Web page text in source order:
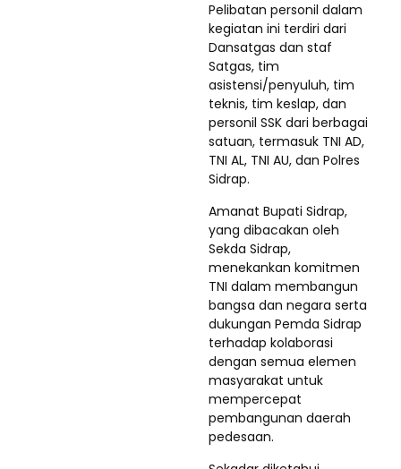
Pelibatan personil dalam
kegiatan ini terdiri dari
Dansatgas dan staf
Satgas, tim
asistensi/penyuluh, tim
teknis, tim keslap, dan
personil SSK dari berbagai
satuan, termasuk TNI AD,
TNI AL, TNI AU, dan Polres
Sidrap.
Amanat Bupati Sidrap,
yang dibacakan oleh
Sekda Sidrap,
menekankan komitmen
TNI dalam membangun
bangsa dan negara serta
dukungan Pemda Sidrap
terhadap kolaborasi
dengan semua elemen
masyarakat untuk
mempercepat
pembangunan daerah
pedesaan.